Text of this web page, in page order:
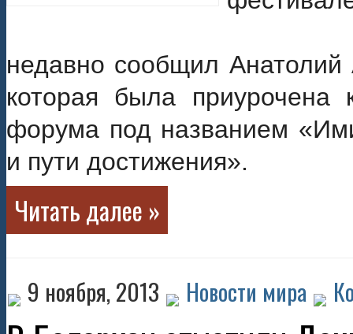
недавно сообщил Анатолий
которая была
форума под названием
и пути достижения».
Читать далее »
9 ноября, 2013 Новости мира